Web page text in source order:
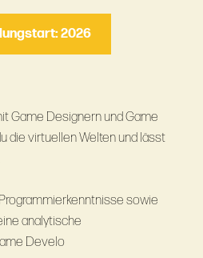
2026
Game Designern und Game
die virtuellen Welten und lässt
sowie
analytische
Develo